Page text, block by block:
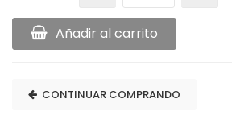
Añadir al carrito
CONTINUAR COMPRANDO